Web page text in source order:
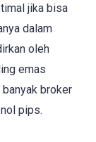
jika bisa
dalam
oleh
emas
broker
pips.